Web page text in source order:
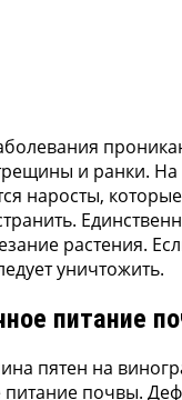
и ранки.
наросты,
растения.
уничтожить.
питание
пятен на
питание почвы.